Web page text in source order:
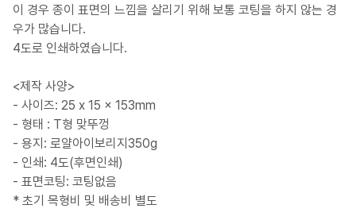
이 경우 종이 표면의 느낌을 살리기 위해 보통 코팅을 하지 않는 경
우가 많습니다.
4도로 인쇄하였습니다.
<제작 사양>
- 사이즈: 25 x 15 x 153mm
- 형태 : T형 맞뚜껑
- 용지: 로얄아이보리지350g
- 인쇄: 4도(후면인쇄)
- 표면코팅: 코팅없음
* 초기 목형비 및 배송비 별도